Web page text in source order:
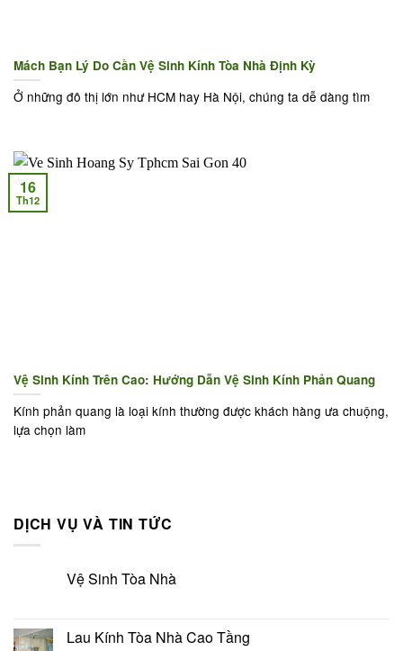
Mách Bạn Lý Do Cần Vệ Sinh Kính Tòa Nhà Định Kỳ
Ở những đô thị lớn như HCM hay Hà Nội, chúng ta dễ dàng tìm
Vệ Sinh Kính Trên Cao: Hướng Dẫn Vệ Sinh Kính Phản Quang
Kính phản quang là loại kính thường được khách hàng ưa chuộng,
lựa chọn làm
16
Th12
DỊCH VỤ VÀ TIN TỨC
Vệ Sinh Tòa Nhà
Lau Kính Tòa Nhà Cao Tầng